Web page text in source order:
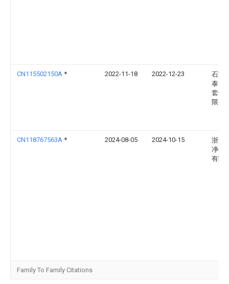
CN115502150A * 2022-11-18 2022-12-23
石家
泰电
套设
限公
CN118767563A * 2024-08-05 2024-10-15
浙江
净化
有限
Family To Family Citations